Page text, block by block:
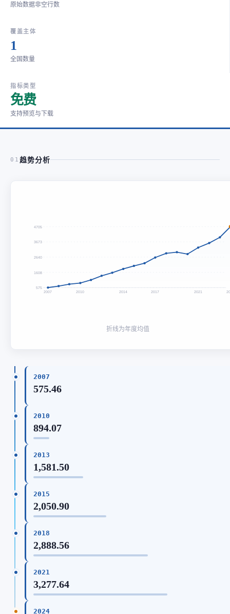
原始数据非空行数
覆盖主体
1
全国数量
指标类型
免费
支持预览与下载
01 趋势分析
4705
3673
2640
1608
575
2007 2010 2014 2017 2021
折线为年度均值
2007
575.46
2010
894.07
2013
1,581.50
2015
2,050.90
2018
2,888.56
2021
3,277.64
2024